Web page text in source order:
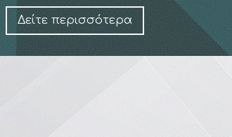
Δείτε περισσότερα